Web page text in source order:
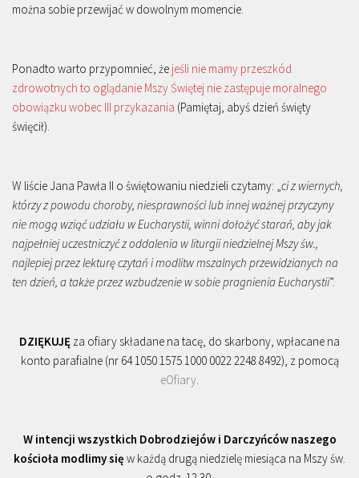
można sobie przewijać w dowolnym momencie.
Ponadto warto przypomnieć, że jeśli nie mamy przeszkód
zdrowotnych to oglądanie Mszy Świętej nie zastępuje moralnego
obowiązku wobec III przykazania (Pamiętaj, abyś dzień święty
święcił).
W liście Jana Pawła II o świętowaniu niedzieli czytamy: „ci z wiernych,
którzy z powodu choroby, niesprawności lub innej ważnej przyczyny
nie mogą wziąć udziału w Eucharystii, winni dołożyć starań, aby jak
najpełniej uczestniczyć z oddalenia w liturgii niedzielnej Mszy św.,
najlepiej przez lekturę czytań i modlitw mszalnych przewidzianych na
ten dzień, a także przez wzbudzenie w sobie pragnienia Eucharystii”.
DZIĘKUJĘ za ofiary składane na tacę, do skarbony, wpłacane na
konto parafialne (nr 64 1050 1575 1000 0022 2248 8492), z pomocą
eOfiary.
W intencji wszystkich Dobrodziejów i Darczyńców naszego
kościoła modlimy się w każdą drugą niedzielę miesiąca na Mszy św.